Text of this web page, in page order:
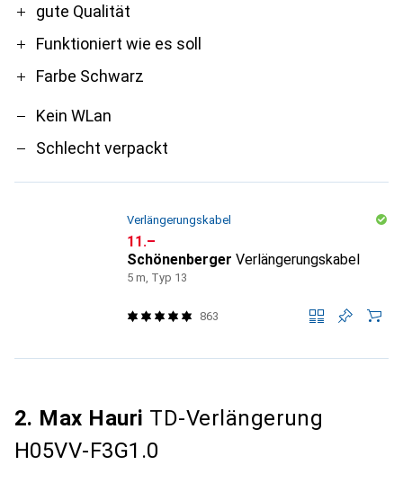
Progute Qualität
Funktioniert wie es soll
Farbe Schwarz
Contra
Kein WLan
Schlecht verpackt
Verlängerungskabel
CHF
11.–
Schönenberger Verlängerungskabel
5 m, Typ 13
863
2. Max Hauri TD-Verlängerung
H05VV-F3G1.0